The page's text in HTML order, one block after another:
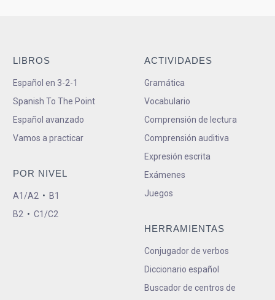
LIBROS
Español en 3-2-1
Spanish To The Point
Español avanzado
Vamos a practicar
POR NIVEL
A1/A2 • B1
B2 • C1/C2
ACTIVIDADES
Gramática
Vocabulario
Comprensión de lectura
Comprensión auditiva
Expresión escrita
Exámenes
Juegos
HERRAMIENTAS
Conjugador de verbos
Diccionario español
Buscador de centros de